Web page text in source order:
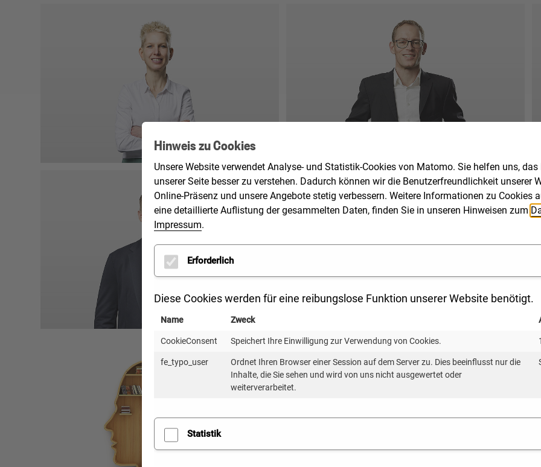
Mareike Napp
Prokuristin | Kaufmännische Leitung
Dipl.-Wirtschaftsmathematikerin
Telefon: 0721 98471-53
Mobil: 01520 2163927
mareike.napp(at)kea-bw.de
Benjamin Frank
Leitung Controlling
Dipl.-Volkswirt | M. Sc. Environmental
Management
Telefon: 0721 98471-34
Mobil: 0172 8128286
Stephan Nikola
Leitung IT
Fachinformatiker für Systemintegration
Telefon: 0721 98471-21
Mobil: 0172 2972137
Richard Hadley
IT-Administrator Standort Stuttgart
Mobil: 0173 6078657
Anja Klaus
Referentin Schwerpunkt Buchhaltung
Birgit Knobloch
Zu unserem tiefsten Bedauern haben wir
erfahren, dass unsere geschätzte Kollegin
unerwartet verstorben ist.
sowie all ihren Wegbegleiterinnen und -
Hinweis zu Cookies
Unsere Website verwendet Analyse- und Statistik-Cookies von Matomo. Sie helfen uns,
unserer Seite besser zu verstehen. Dadurch können wir die Benutzerfreundlichkeit unserer
Online-Präsenz und unsere Angebote stetig verbessern. Weitere Informationen zu Cookies
eine detaillierte Auflistung der gesammelten Daten, finden Sie in unseren Hinweisen zum
Impressum.
Erforderlich
Diese Cookies werden für eine reibungslose Funktion unserer Website benötigt.
Name Zweck
CookieConsent Speichert Ihre Einwilligung zur Verwendung von Cookies.
fe_typo_user
Ordnet Ihren Browser einer Session auf dem Server zu. Dies beeinflusst nur die
Inhalte, die Sie sehen und wird von uns nicht ausgewertet oder
weiterverarbeitet.
Statistik